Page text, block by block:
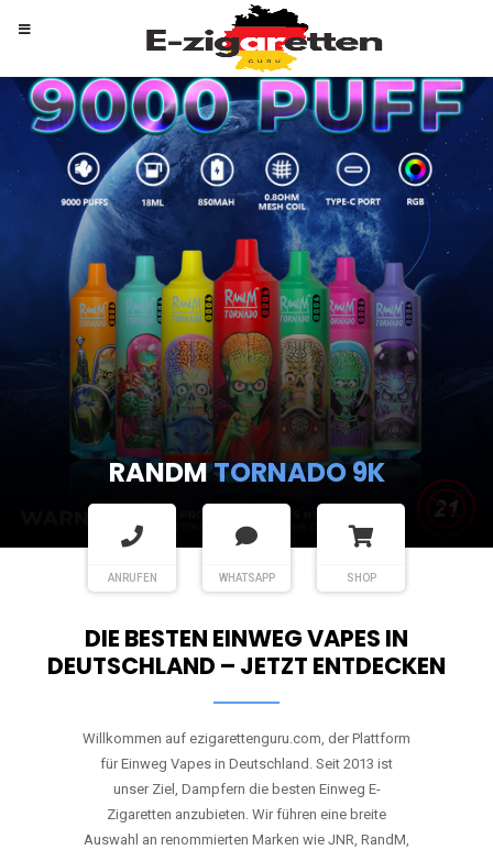
RANDMTORNADO 9K
ANRUFEN WHATSAPP SHOP
DIE BESTEN EINWEG VAPES IN
DEUTSCHLAND – JETZT ENTDECKEN
Willkommen auf ezigarettenguru.com, der Plattform
für Einweg Vapes in Deutschland. Seit 2013 ist
unser Ziel, Dampfern die besten Einweg E-
Zigaretten anzubieten. Wir führen eine breite
Auswahl an renommierten Marken wie JNR, RandM,